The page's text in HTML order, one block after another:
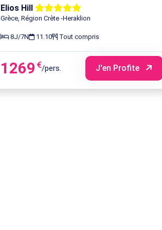
1689€
1699 Réservez
1729 Réservez
Elios Hill
Grèce, Région Crète -Heraklion
8J/7N 11.10 Tout compris
1269 €/pers. J'en Profite